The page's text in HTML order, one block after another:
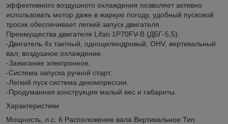
эффективного воздушного охлаждения позволяет активно
использовать мотор даже в жаркую погоду, удобный пусковой
тросик обеспечивает легкий запуск двигателя.
Преимущества двигателя Lifan 1P70FV-B (ДБГ-5,5):
-Двигатель 4х тактный, одноцилиндровый, OHV, вертикальный
вал, воздушное охлаждение.
-Зажигание электронное.
-Система запуска ручной старт.
-Легкий пуск система декомпрессии.
-Продуманная конструкция малый вес и габариты.
Характеристики
Мощность, л.с. 6 Расположение вала Вертикальное Тип